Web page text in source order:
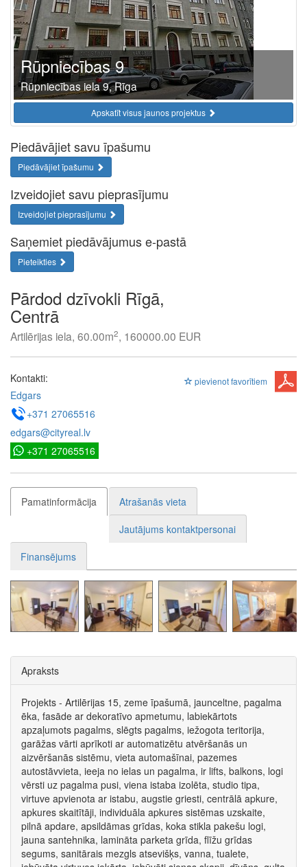
Rūpniecības 9
Rūpniecības iela 9, Rīga
Apskatīt visus jaunos projektus
Piedāvājiet savu īpašumu
Piedāvājiet īpašumu
Izveidojiet savu pieprasījumu
Izveidojiet pieprasījumu
Saņemiet piedāvājumus e-pastā
Pieteikties
Pārdod dzīvokli Rīgā,
Centrā
Artilērijas iela, 60.00m2, 160000.00 EUR
pievienot favorītiem
Kontakti:
Edgars
+371 27065516
edgars@cityreal.lv
+371 27065516
Pamatinformācija
Atrašanās vieta
Jautājums kontaktpersonai
Finansējums
Apraksts
Projekts - Artilērijas 15, zeme īpašumā, jaunceltne, pagalma
ēka, fasāde ar dekoratīvo apmetumu, labiekārtots
apzaļumots pagalms, slēgts pagalms, iežogota teritorija,
garāžas vārti aprīkoti ar automatizētu atvēršanās un
aizvēršanās sistēmu, vieta automašīnai, pazemes
autostāvvieta, ieeja no ielas un pagalma, ir lifts, balkons, logi
vērsti uz pagalma pusi, viena istaba izolēta, studio tipa,
virtuve apvienota ar istabu, augstie griesti, centrālā apkure,
apkures skaitītāji, individuāla apkures sistēmas uzskaite,
pilnā apdare, apsildāmas grīdas, koka stikla pakešu logi,
jauna santehnika, lamināta parketa grīda, flīžu grīdas
segums, sanitārais mezgls atsevišķs, vanna, tualete,